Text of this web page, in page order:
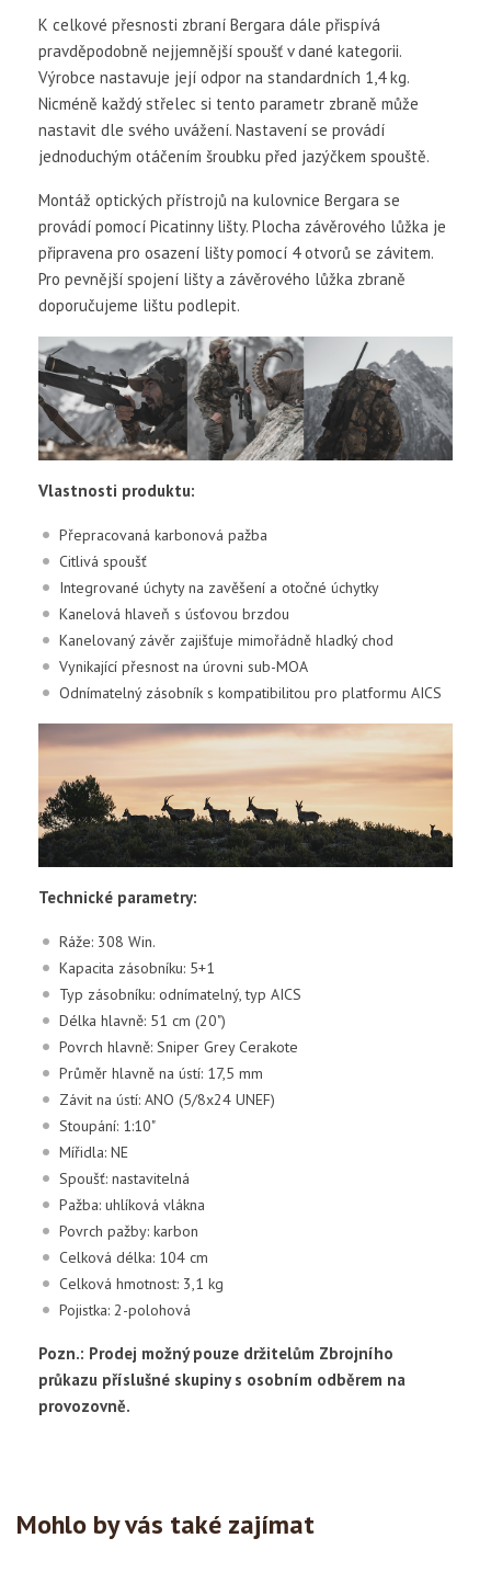
K celkové přesnosti zbraní Bergara dále přispívá
pravděpodobně nejjemnější spoušť v dané kategorii.
Výrobce nastavuje její odpor na standardních 1,4 kg.
Nicméně každý střelec si tento parametr zbraně může
nastavit dle svého uvážení. Nastavení se provádí
jednoduchým otáčením šroubku před jazýčkem spouště.
Montáž optických přístrojů na kulovnice Bergara se
provádí pomocí Picatinny lišty. Plocha závěrového lůžka je
připravena pro osazení lišty pomocí 4 otvorů se závitem.
Pro pevnější spojení lišty a závěrového lůžka zbraně
doporučujeme lištu podlepit.
Vlastnosti produktu:
Přepracovaná karbonová pažba
Citlivá spoušť
Integrované úchyty na zavěšení a otočné úchytky
Kanelová hlaveň s úsťovou brzdou
Kanelovaný závěr zajišťuje mimořádně hladký chod
Vynikající přesnost na úrovni sub-MOA
Odnímatelný zásobník s kompatibilitou pro platformu AICS
Technické parametry:
Ráže: 308 Win.
Kapacita zásobníku: 5+1
Typ zásobníku: odnímatelný, typ AICS
Délka hlavně: 51 cm (20")
Povrch hlavně: Sniper Grey Cerakote
Průměr hlavně na ústí: 17,5 mm
Závit na ústí: ANO (5/8x24 UNEF)
Stoupání: 1:10"
Mířidla: NE
Spoušť: nastavitelná
Pažba: uhlíková vlákna
Povrch pažby: karbon
Celková délka: 104 cm
Celková hmotnost: 3,1 kg
Pojistka: 2-polohová
Pozn.: Prodej možný pouze držitelům Zbrojního
průkazu příslušné skupiny s osobním odběrem na
provozovně.
Mohlo by vás také zajímat